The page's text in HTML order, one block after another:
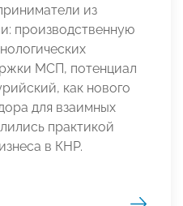
из
производственную
МСП, потенциал
как нового
для взаимных
практикой
в КНР.